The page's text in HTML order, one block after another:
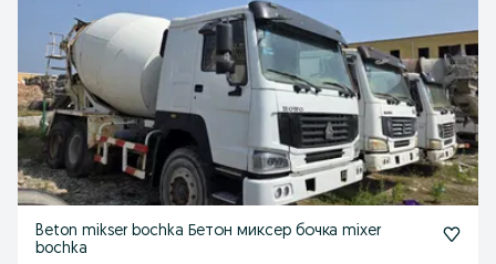
Beton mikser bochka Бетон миксер бочка mixer
bochka